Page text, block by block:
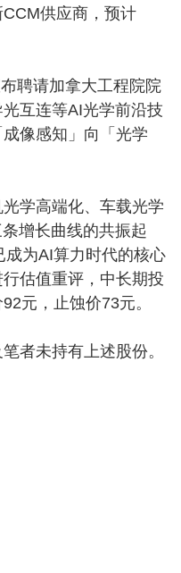
供应商，预计
聘请加拿大工程院院
互连等AI光学前沿技
像感知」向「光学
学高端化、车载光学
增长曲线的共振起
成为AI算力时代的核心
估值重评，中长期投
元，止蚀价73元。
未持有上述股份。